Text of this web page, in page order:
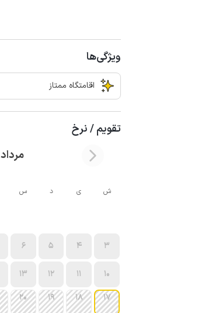
ویژگی‌ها
اقامتگاه ممتاز
تقویم / نرخ
مرداد 1405
ش ی د س
3
4
5
6
10
11
12
13
17
18
19
20